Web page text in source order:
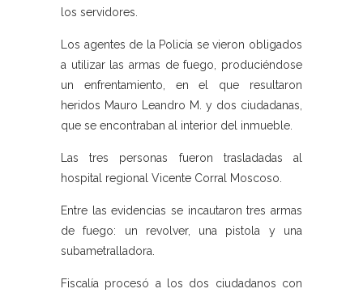
los servidores.
Los agentes de la Policía se vieron obligados
a utilizar las armas de fuego, produciéndose
un enfrentamiento, en el que resultaron
heridos Mauro Leandro M. y dos ciudadanas,
que se encontraban al interior del inmueble.
Las tres personas fueron trasladadas al
hospital regional Vicente Corral Moscoso.
Entre las evidencias se incautaron tres armas
de fuego: un revolver, una pistola y una
subametralladora.
Fiscalía procesó a los dos ciudadanos con